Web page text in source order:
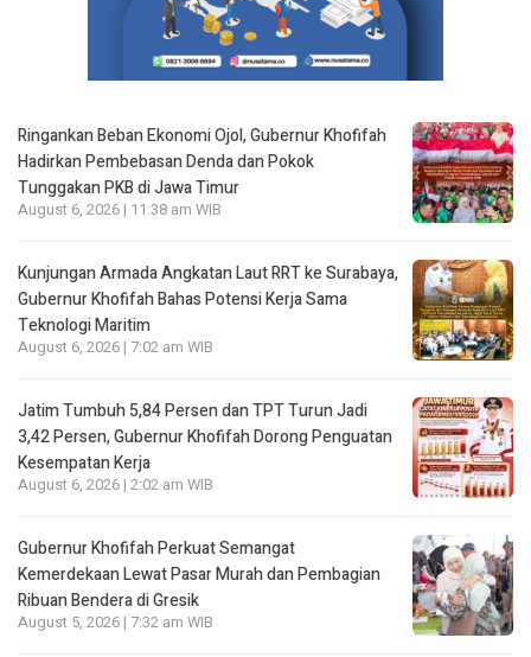
Ringankan Beban Ekonomi Ojol, Gubernur Khofifah
Hadirkan Pembebasan Denda dan Pokok
Tunggakan PKB di Jawa Timur
August 6, 2026 | 11:38 am WIB
Kunjungan Armada Angkatan Laut RRT ke Surabaya,
Gubernur Khofifah Bahas Potensi Kerja Sama
Teknologi Maritim
August 6, 2026 | 7:02 am WIB
Jatim Tumbuh 5,84 Persen dan TPT Turun Jadi
3,42 Persen, Gubernur Khofifah Dorong Penguatan
Kesempatan Kerja
August 6, 2026 | 2:02 am WIB
Gubernur Khofifah Perkuat Semangat
Kemerdekaan Lewat Pasar Murah dan Pembagian
Ribuan Bendera di Gresik
August 5, 2026 | 7:32 am WIB